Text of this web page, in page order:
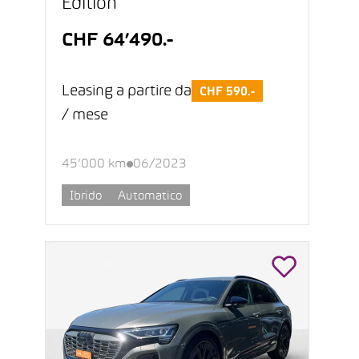
Edition
CHF 64’490.-
Leasing a partire da CHF 590.-
/ mese
45’000 km 06/2023
Ibrido Automatico